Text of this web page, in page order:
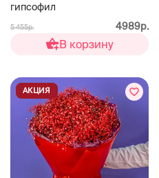
гипсофил
5 455р. 4989р.
В корзину
АКЦИЯ